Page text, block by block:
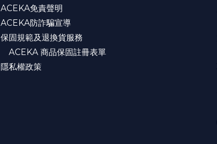
ACEKA免責聲明
ACEKA防詐騙宣導
保固規範及退換貨服務
ACEKA 商品保固註冊表單
隱私權政策